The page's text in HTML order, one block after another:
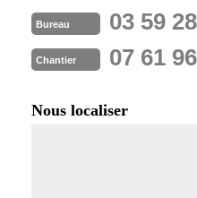
Bureau 03 59
Chantier 07 61
Nous localiser